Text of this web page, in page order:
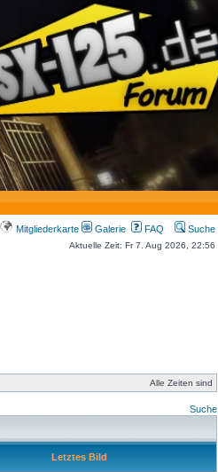
Mitgliederkarte Galerie FAQ Suche
Aktuelle Zeit: Fr 7. Aug 2026, 22:56
Alle Zeiten sind
Suche
Letztes Bild